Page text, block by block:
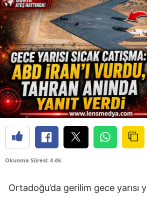
Okunma Süresi: 4 dk
Ortadoğu’da gerilim gece yarısı